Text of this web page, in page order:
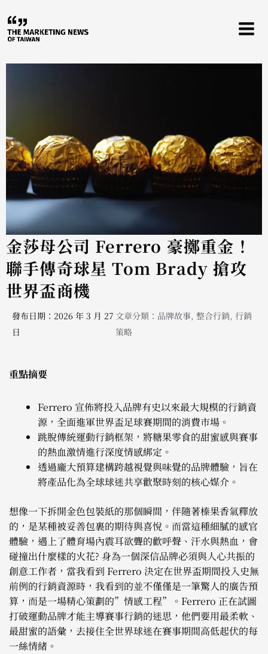
至
主
金莎母公司 Ferrero 豪擲重金！
聯手傳奇球星 Tom Brady 搶攻
世界盃商機
發布日期：2026 年 3 月 27
日
文章分類： 品牌故事, 整合行銷, 行銷
策略
重點摘要
Ferrero 宣佈將投入品牌有史以來最大規模的行銷資
源，全面進軍世界盃足球賽期間的消費市場。
跳脫傳統運動行銷框架，將糖果零食的甜蜜感與賽事
的熱血激情進行深度情感綁定。
透過龐大預算建構跨越視覺與味覺的品牌體驗，旨在
將產品化為全球球迷共享歡聚時刻的核心媒介。
想像一下拆開金色包裝紙的那個瞬間，伴隨著榛果香氣釋放
的，是某種被妥善包裹的期待與喜悅。而當這種細膩的感官
體驗，遇上了體育場內震耳欲聾的歡呼聲、汗水與熱血，會
碰撞出什麼樣的火花? 身為一個深信品牌必須與人心共振的
創意工作者，當我看到 Ferrero 決定在世界盃期間投入史無
前例的行銷資源時，我看到的並不僅僅是一筆驚人的廣告預
算，而是一場精心策劃的”情感工程”。Ferrero 正在試圖
打破運動品牌才能主導賽事行銷的迷思，他們要用最柔軟、
最甜蜜的語彙，去接住全世界球迷在賽事期間高低起伏的每
一絲情緒。